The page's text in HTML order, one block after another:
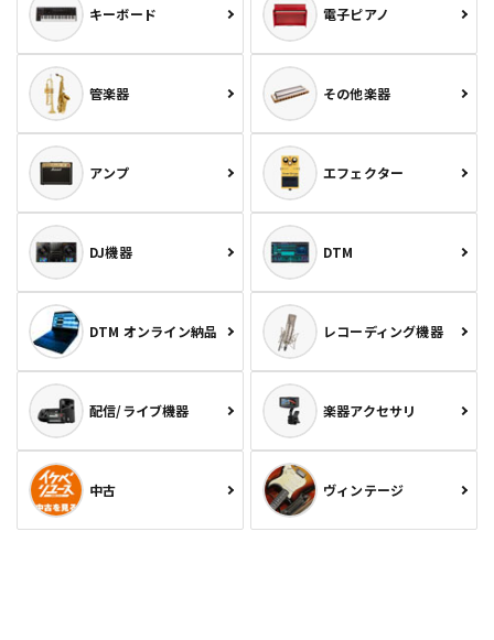
キーボード 電子ピアノ
管楽器 その他楽器
アンプ エフェクター
DJ機器 DTM
DTM オンライン納品 レコーディング機器
配信/ライブ機器 楽器アクセサリ
中古 ヴィンテージ